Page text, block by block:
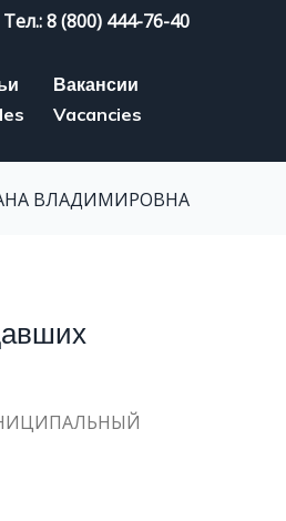
Тел.: 8 (800) 444-76-40
Вакансии
Vacancies
ВЛАДИМИРОВНА